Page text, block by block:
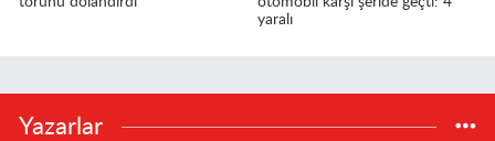
yaralı
Yazarlar